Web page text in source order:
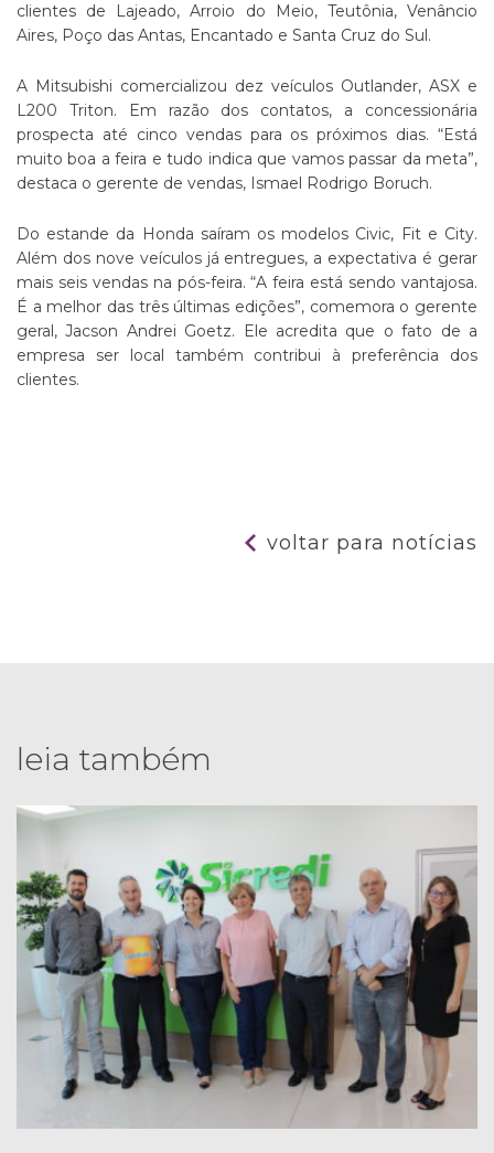
clientes de Lajeado, Arroio do Meio, Teutônia, Venâncio
Aires, Poço das Antas, Encantado e Santa Cruz do Sul.
A Mitsubishi comercializou dez veículos Outlander, ASX e
L200 Triton. Em razão dos contatos, a concessionária
prospecta até cinco vendas para os próximos dias. “Está
muito boa a feira e tudo indica que vamos passar da meta”,
destaca o gerente de vendas, Ismael Rodrigo Boruch.
Do estande da Honda saíram os modelos Civic, Fit e City.
Além dos nove veículos já entregues, a expectativa é gerar
mais seis vendas na pós-feira. “A feira está sendo vantajosa.
É a melhor das três últimas edições”, comemora o gerente
geral, Jacson Andrei Goetz. Ele acredita que o fato de a
empresa ser local também contribui à preferência dos
clientes.
voltar para notícias
leia também